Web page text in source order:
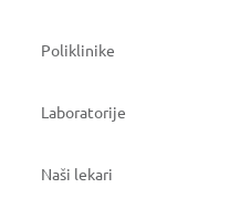
Poliklinike
Laboratorije
Naši lekari